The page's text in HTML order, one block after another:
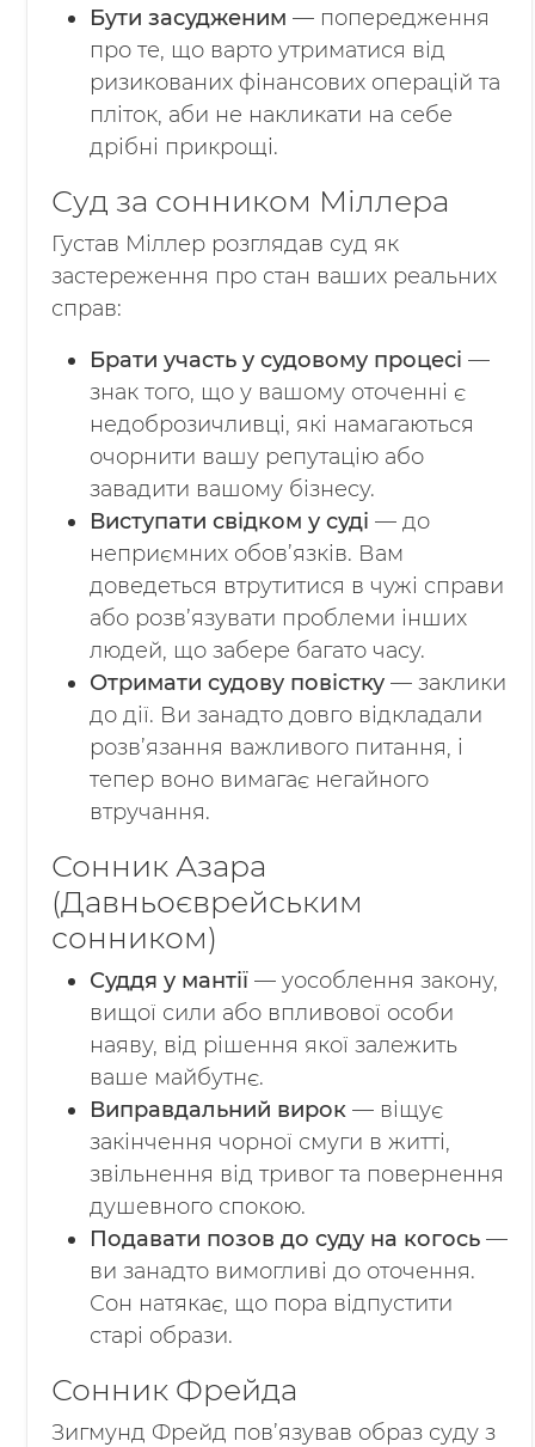
Бути засудженим — попередження
про те, що варто утриматися від
ризикованих фінансових операцій та
пліток, аби не накликати на себе
дрібні прикрощі.
Суд за сонником Міллера
Густав Міллер розглядав суд як
застереження про стан ваших реальних
справ:
Брати участь у судовому процесі —
знак того, що у вашому оточенні є
недоброзичливці, які намагаються
очорнити вашу репутацію або
завадити вашому бізнесу.
Виступати свідком у суді — до
неприємних обов’язків. Вам
доведеться втрутитися в чужі справи
або розв’язувати проблеми інших
людей, що забере багато часу.
Отримати судову повістку — заклики
до дії. Ви занадто довго відкладали
розв’язання важливого питання, і
тепер воно вимагає негайного
втручання.
Сонник Азара
(Давньоєврейським
сонником)
Суддя у мантії — уособлення закону,
вищої сили або впливової особи
наяву, від рішення якої залежить
ваше майбутнє.
Виправдальний вирок — віщує
закінчення чорної смуги в житті,
звільнення від тривог та повернення
душевного спокою.
Подавати позов до суду на когось —
ви занадто вимогливі до оточення.
Сон натякає, що пора відпустити
старі образи.
Сонник Фрейда
Зигмунд Фрейд пов’язував образ суду з